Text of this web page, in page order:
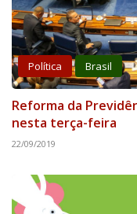
Política Brasil
Reforma da
nesta terça-feira
22/09/2019